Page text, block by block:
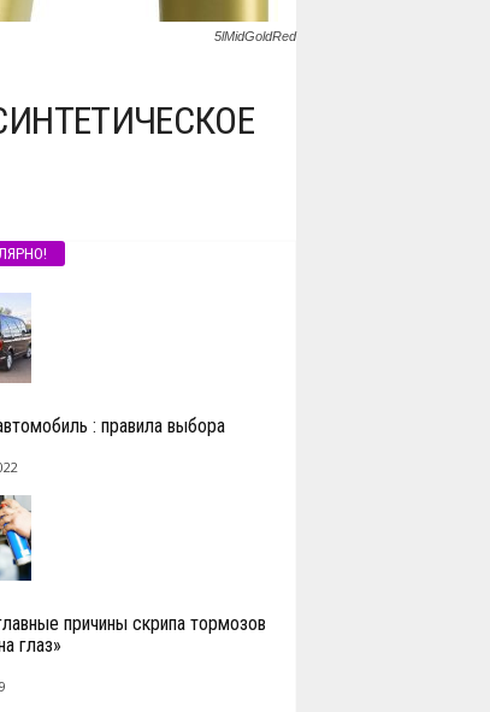
5lMidGoldRed
СИНТЕТИЧЕСКОЕ
: правила выбора
причины скрипа тормозов
глаз»